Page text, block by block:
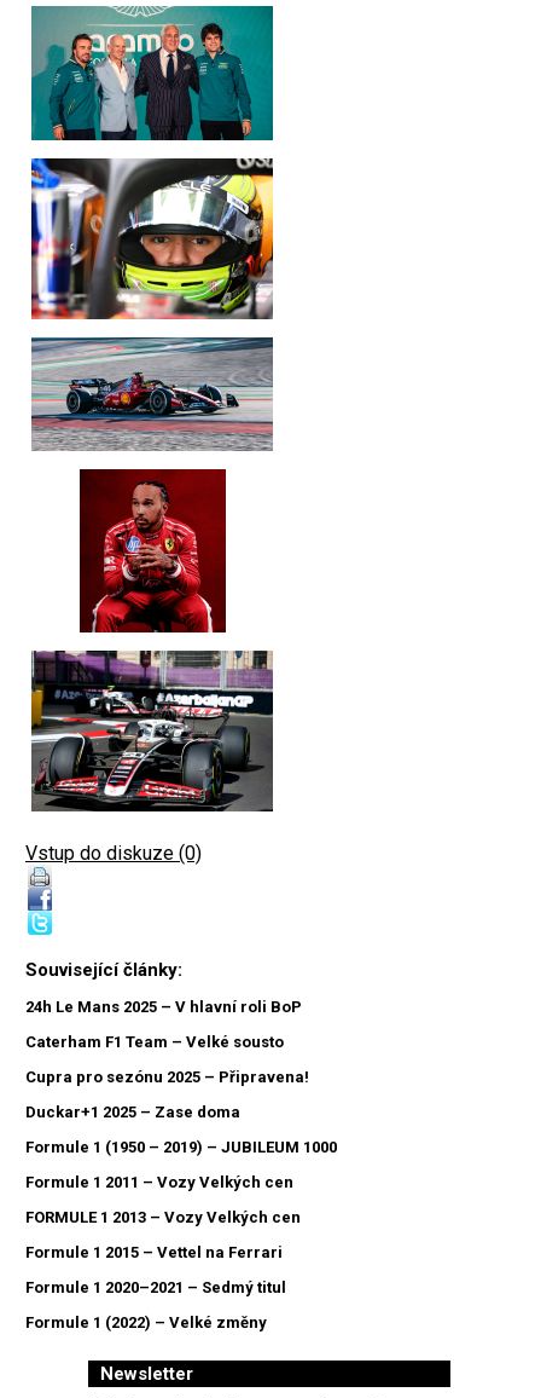
Vstup do diskuze (0)
Související články:
24h Le Mans 2025 – V hlavní roli BoP
Caterham F1 Team – Velké sousto
Cupra pro sezónu 2025 – Připravena!
Duckar+1 2025 – Zase doma
Formule 1 (1950 – 2019) – JUBILEUM 1000
Formule 1 2011 – Vozy Velkých cen
FORMULE 1 2013 – Vozy Velkých cen
Formule 1 2015 – Vettel na Ferrari
Formule 1 2020–2021 – Sedmý titul
Formule 1 (2022) – Velké změny
Newsletter